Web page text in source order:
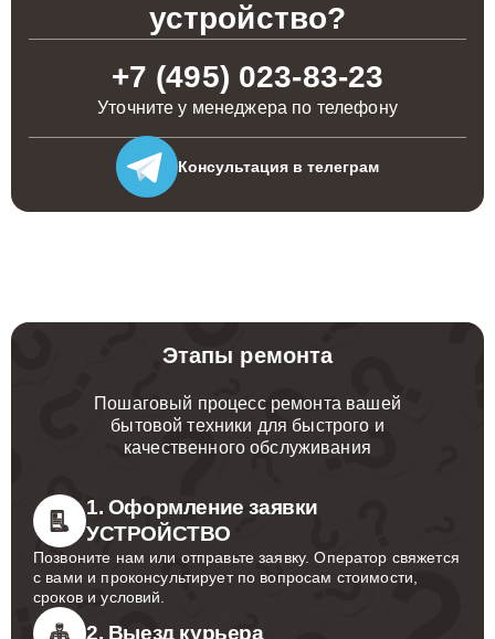
устройство?
+7 (495) 023-83-23
Уточните у менеджера по телефону
Консультация в телеграм
Этапы ремонта
Пошаговый процесс ремонта вашей
бытовой техники для быстрого и
качественного обслуживания
1. Оформление заявки
УСТРОЙСТВО
Позвоните нам или отправьте заявку. Оператор свяжется
с вами и проконсультирует по вопросам стоимости,
сроков и условий.
2. Выезд курьера